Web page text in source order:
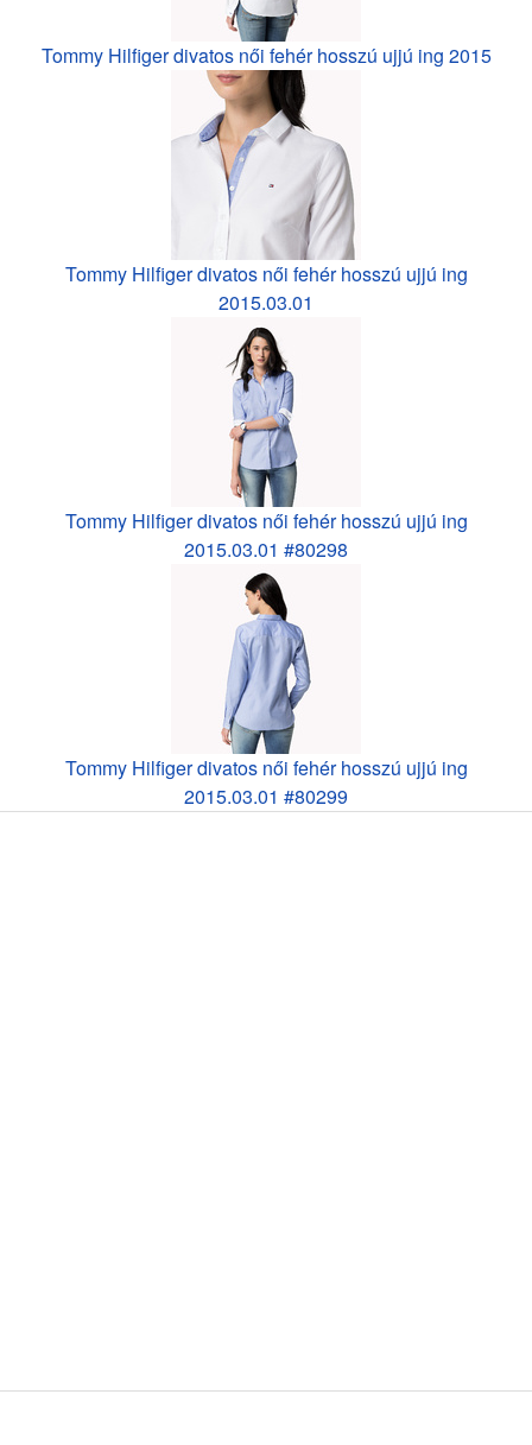
Tommy Hilfiger divatos női fehér hosszú ujjú ing 2015
Tommy Hilfiger divatos női fehér hosszú ujjú ing
2015.03.01
Tommy Hilfiger divatos női fehér hosszú ujjú ing
2015.03.01 #80298
Tommy Hilfiger divatos női fehér hosszú ujjú ing
2015.03.01 #80299